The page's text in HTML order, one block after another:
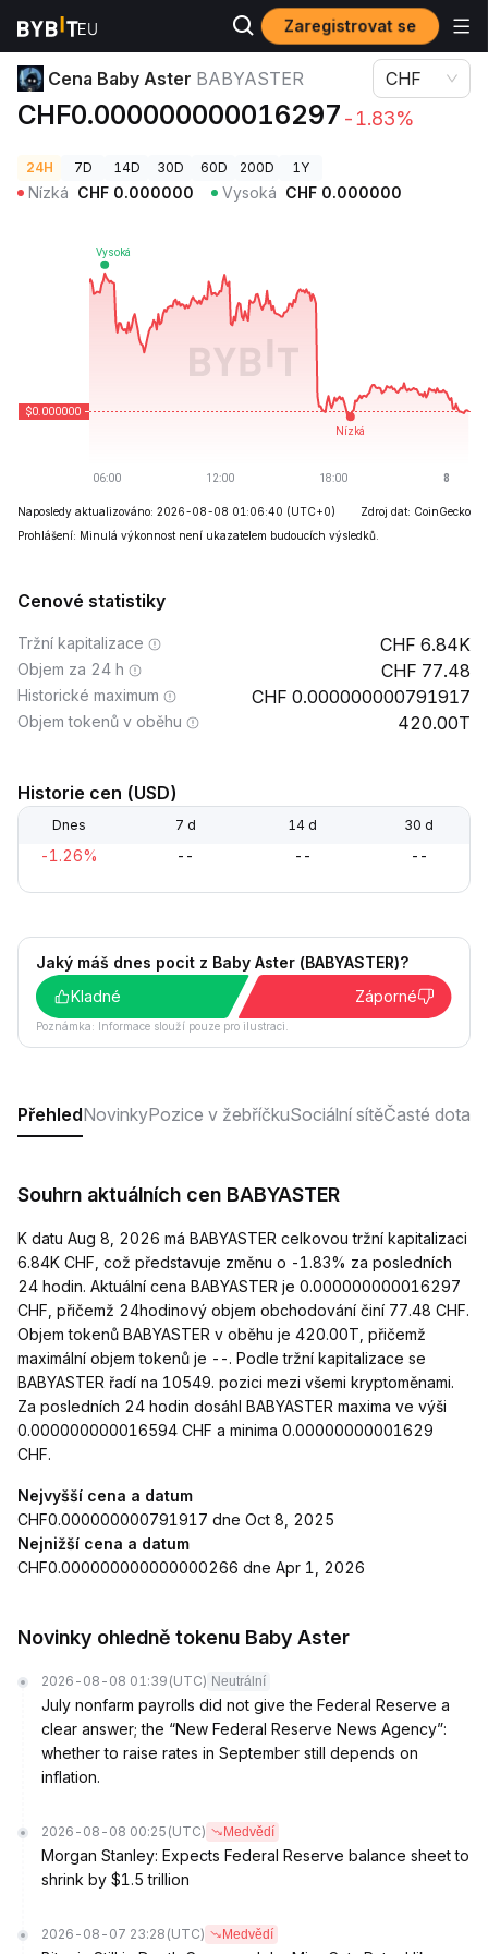
Zaregistrovat se
Ceny kryptoměn Cena Baby Aster BABYASTER
Cena Baby Aster BABYASTER
CHF0.000000000016297 -1.83%
CHF
24H 7D 14D 30D 60D 200D 1Y
Nízká CHF 0.000000 Vysoká CHF 0.000000
Naposledy aktualizováno: 2026-08-08 01:06:40 (UTC+0)
Zdroj dat: CoinGecko
Prohlášení: Minulá výkonnost není ukazatelem budoucích výsledků.
Cenové statistiky
Tržní kapitalizace 6.84K
Objem za 24 h 77.48
Historické maximum 0.000000000791917
Objem tokenů v oběhu 420.00T
Historie cen (USD)
Dnes 7 d 14 d 30 d
-1.26% -- -- --
Jaký máš dnes pocit z Baby Aster (BABYASTER)?
Kladné
Záporné
Poznámka: Informace slouží pouze pro ilustraci.
PřehledNovinkyPozice v žebříčkuSociální sítěČasté
Souhrn aktuálních cen BABYASTER
K datu Aug 8, 2026 má BABYASTER celkovou tržní kapitalizaci
6.84K CHF, což představuje změnu o -1.83% za posledních
24 hodin. Aktuální cena BABYASTER je 0.000000000016297
CHF, přičemž 24hodinový objem obchodování činí 77.48 CHF.
Objem tokenů BABYASTER v oběhu je 420.00T, přičemž
maximální objem tokenů je --. Podle tržní kapitalizace se
BABYASTER řadí na 10549. pozici mezi všemi kryptoměnami.
Za posledních 24 hodin dosáhl BABYASTER maxima ve výši
0.000000000016594 CHF a minima 0.00000000001629
CHF.
Nejvyšší cena a datum
CHF0.000000000791917 dne Oct 8, 2025
Nejnižší cena a datum
CHF0.000000000000000266 dne Apr 1, 2026
Novinky ohledně tokenu Baby Aster
2026-08-08 01:39 (UTC) Neutrální
July nonfarm payrolls did not give the Federal Reserve a
clear answer; the “New Federal Reserve News Agency”:
whether to raise rates in September still depends on
inflation.
2026-08-08 00:25 (UTC) Medvědí
Morgan Stanley: Expects Federal Reserve balance sheet to
shrink by $1.5 trillion
2026-08-07 23:28 (UTC) Medvědí